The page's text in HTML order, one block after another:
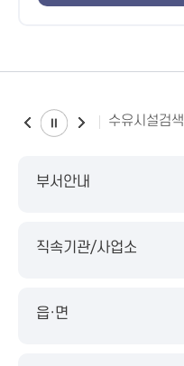
수유시설검색
부서안내
직속기관/사업소
읍·면